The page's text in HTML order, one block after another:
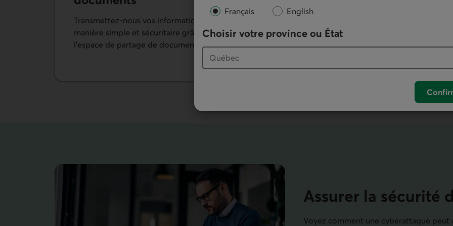
Français English
Choisir votre province ou État
Transmettez-nous vos informations de
manière simple et sécuritaire grâce à
l’espace de partage de documents.
vous protéger quand vous faites ou
recevez un VirementInterac .
Assurer la sécurité
Voyez comment une cyberattaque